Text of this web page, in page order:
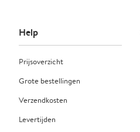
Help
Prijsoverzicht
Grote bestellingen
Verzendkosten
Levertijden